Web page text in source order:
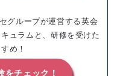
グループが運営する英会
ュラムと、研修を受けた
め！
チェック！